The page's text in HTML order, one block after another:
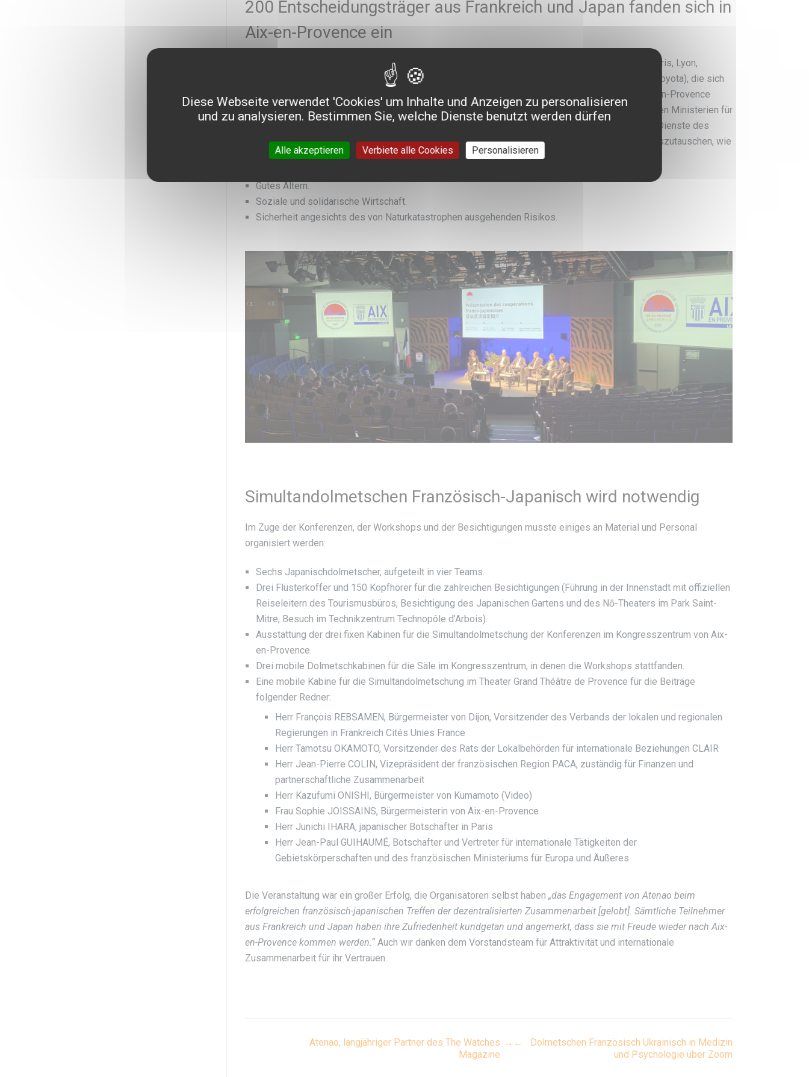
200 Entscheidungsträger aus Frankreich und Japan fanden sich in
Aix-en-Provence ein
Vier Tage dauerte das Treffen der 200 Entscheidungsträger aus mehreren Städten in Frankreich (Paris, Lyon,
Marseille, Grenoble, Nantes, Dijon…) und Japan (Tokio, Yokohama, Kumamoto, Nara, Shizuoka oder Toyota), die sich
im Rahmen des 7. französisch-japanischen Treffens der dezentralisierten Zusammenarbeit in Aix-en-Provence
einfanden. Auf Initiative des französischen Ministeriums für Europa und Äußeres und der japanischen Ministerien für
Inneres, Äußeres und Kommunikation bot dieses Treffen die Gelegenheit, sich über „Innovation im Dienste des
nachhaltigen und inklusiven Raums“ und über die 17 Ziele der nachhaltigen Entwicklung der UNO auszutauschen, wie
Gutes Altern.
Soziale und solidarische Wirtschaft.
Sicherheit angesichts des von Naturkatastrophen ausgehenden Risikos.
Simultandolmetschen Französisch-Japanisch wird notwendig
Im Zuge der Konferenzen, der Workshops und der Besichtigungen musste einiges an Material und Personal
organisiert werden:
Sechs Japanischdolmetscher, aufgeteilt in vier Teams.
Drei Flüsterkoffer und 150 Kopfhörer für die zahlreichen Besichtigungen (Führung in der Innenstadt mit offiziellen
Reiseleitern des Tourismusbüros, Besichtigung des Japanischen Gartens und des Nō-Theaters im Park Saint-
Mitre, Besuch im Technikzentrum Technopôle d’Arbois).
Ausstattung der drei fixen Kabinen für die Simultandolmetschung der Konferenzen im Kongresszentrum von Aix-
en-Provence.
Drei mobile Dolmetschkabinen für die Säle im Kongresszentrum, in denen die Workshops stattfanden.
Eine mobile Kabine für die Simultandolmetschung im Theater Grand Théâtre de Provence für die Beiträge
folgender Redner:
Herr François REBSAMEN, Bürgermeister von Dijon, Vorsitzender des Verbands der lokalen und regionalen
Regierungen in Frankreich Cités Unies France
Herr Tamotsu OKAMOTO, Vorsitzender des Rats der Lokalbehörden für internationale Beziehungen CLAIR
Herr Jean-Pierre COLIN, Vizepräsident der französischen Region PACA, zuständig für Finanzen und
partnerschaftliche Zusammenarbeit
Herr Kazufumi ONISHI, Bürgermeister von Kumamoto (Video)
Frau Sophie JOISSAINS, Bürgermeisterin von Aix-en-Provence
Herr Junichi IHARA, japanischer Botschafter in Paris
Herr Jean-Paul GUIHAUMÉ, Botschafter und Vertreter für internationale Tätigkeiten der
Gebietskörperschaften und des französischen Ministeriums für Europa und Äußeres
Die Veranstaltung war ein großer Erfolg, die Organisatoren selbst haben „das Engagement von Atenao beim
erfolgreichen französisch-japanischen Treffen der dezentralisierten Zusammenarbeit [gelobt]. Sämtliche Teilnehmer
aus Frankreich und Japan haben ihre Zufriedenheit kundgetan und angemerkt, dass sie mit Freude wieder nach Aix-
en-Provence kommen werden.“ Auch wir danken dem Vorstandsteam für Attraktivität und internationale
Zusammenarbeit für ihr Vertrauen.
←
Dolmetschen Französisch Ukrainisch in Medizin
und Psychologie über Zoom
Atenao, langjähriger Partner des The Watches
Magazine
→
Diese Webseite verwendet 'Cookies' um Inhalte und Anzeigen zu personalisieren
und zu analysieren. Bestimmen Sie, welche Dienste benutzt werden dürfen
Alle akzeptieren Verbiete alle Cookies Personalisieren